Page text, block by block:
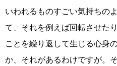
いわれるものすごい気持ちの
て、それを例えば回転させた
ことを繰り返して生じる心身
か、それがあるわけですが。